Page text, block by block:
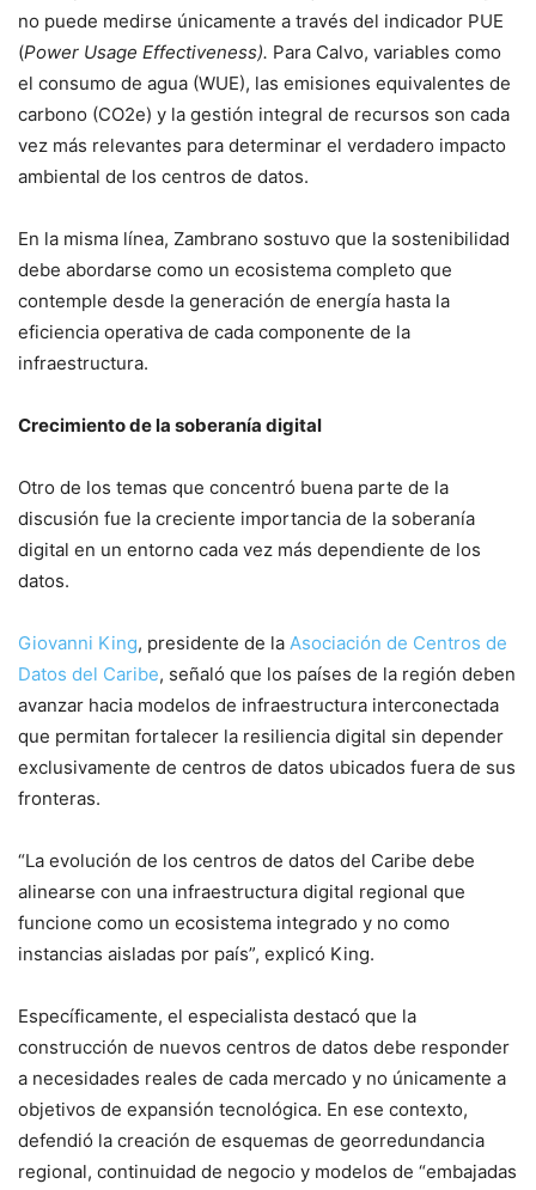
no puede medirse únicamente a través del indicador PUE
(Power Usage Effectiveness). Para Calvo, variables como
el consumo de agua (WUE), las emisiones equivalentes de
carbono (CO2e) y la gestión integral de recursos son cada
vez más relevantes para determinar el verdadero impacto
ambiental de los centros de datos.
En la misma línea, Zambrano sostuvo que la sostenibilidad
debe abordarse como un ecosistema completo que
contemple desde la generación de energía hasta la
eficiencia operativa de cada componente de la
infraestructura.
Crecimiento de la soberanía digital
Otro de los temas que concentró buena parte de la
discusión fue la creciente importancia de la soberanía
digital en un entorno cada vez más dependiente de los
datos.
Giovanni King, presidente de la Asociación de Centros de
Datos del Caribe, señaló que los países de la región deben
avanzar hacia modelos de infraestructura interconectada
que permitan fortalecer la resiliencia digital sin depender
exclusivamente de centros de datos ubicados fuera de sus
fronteras.
“La evolución de los centros de datos del Caribe debe
alinearse con una infraestructura digital regional que
funcione como un ecosistema integrado y no como
instancias aisladas por país”, explicó King.
Específicamente, el especialista destacó que la
construcción de nuevos centros de datos debe responder
a necesidades reales de cada mercado y no únicamente a
objetivos de expansión tecnológica. En ese contexto,
defendió la creación de esquemas de georredundancia
regional, continuidad de negocio y modelos de “embajadas